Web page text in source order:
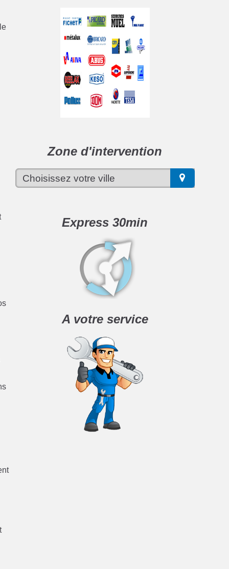
Zone d'intervention
Express 30min
A votre service